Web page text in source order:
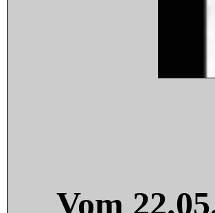
Vom